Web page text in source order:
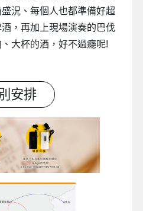
況、每個人也都準備好超
，再加上現場演奏的巴伐
大杯的酒，好不過癮呢!
安排